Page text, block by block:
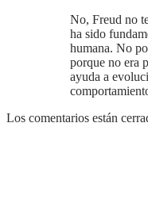
No, Freud no tenía todas las respuestas, pero su trabajo
ha sido
humana. No
porque no era
ayuda a
Los comentarios están